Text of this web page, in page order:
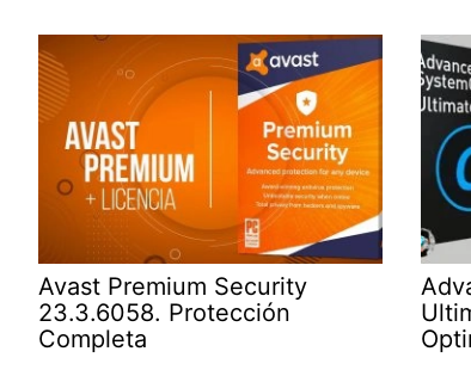
Avast Premium Security
23.3.6058. Protección
Completa